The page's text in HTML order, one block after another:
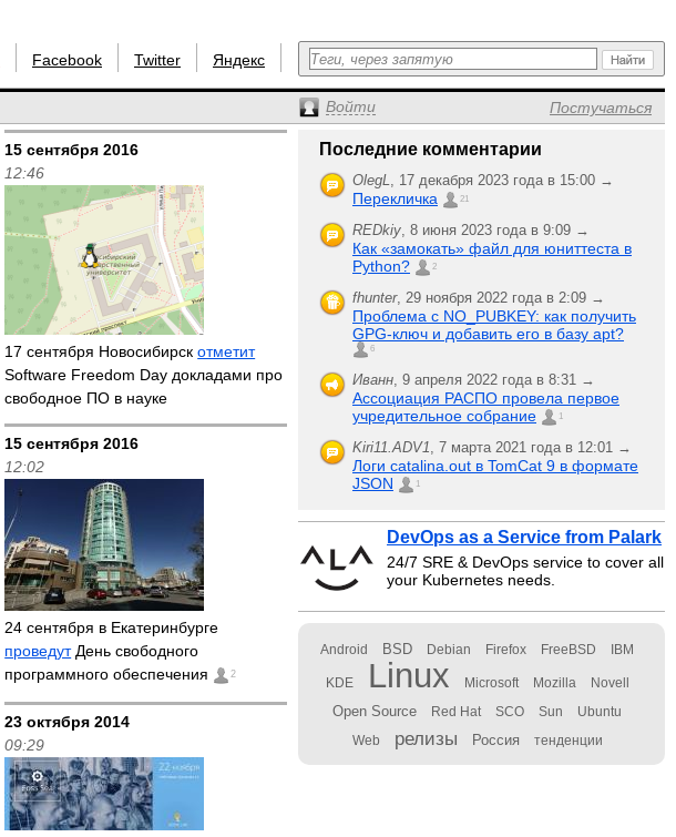
Facebook Twitter Яндекс
Войти Постучаться
15 сентября 2016
12:46
17 сентября Новосибирскотметит
Software Freedom Day докладами про
свободное ПО в науке
15 сентября 2016
12:02
24 сентября в Екатеринбурге
проведутДень свободного
программного обеспечения
2
23 октября 2014
09:29
Последние комментарии
OlegL, 17 декабря 2023 года в 15:00 →
Перекличка 21
REDkiy, 8 июня 2023 года в 9:09 →
Как «замокать» файл для юниттеста в
Python?
2
fhunter, 29 ноября 2022 года в 2:09 →
Проблема с NO_PUBKEY: как получить
GPG-ключ и добавить его в базу apt?
6
Иванн, 9 апреля 2022 года в 8:31 →
Ассоциация РАСПО провела первое
учредительное собрание
1
Kiri11.ADV1, 7 марта 2021 года в 12:01 →
Логи catalina.out в TomCat 9 в формате
JSON
1
DevOps as a Service from Palark
24/7 SRE & DevOps service to cover all
your Kubernetes needs.
Android BSD Debian Firefox FreeBSD IBM
KDE Linux Microsoft Mozilla Novell
Open Source Red Hat SCO Sun Ubuntu
Web релизы Россия тенденции